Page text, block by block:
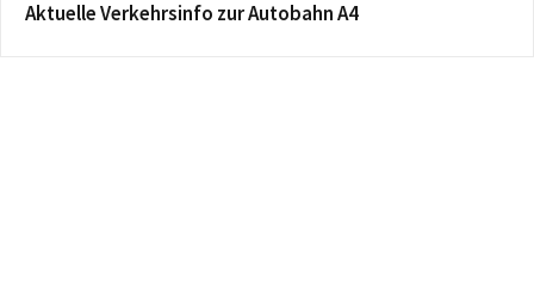
Aktuelle Verkehrsinfo zur Autobahn A4